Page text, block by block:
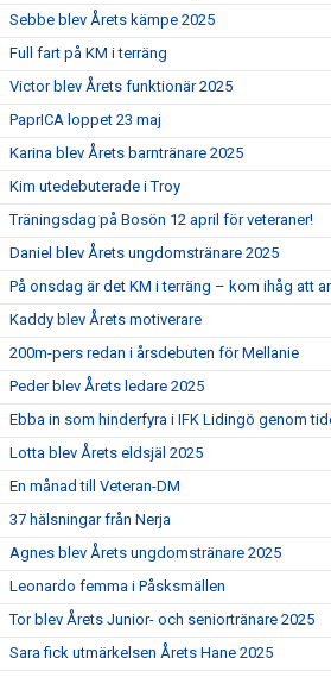
Sebbe blev Årets kämpe 2025
Full fart på KM i terräng
Victor blev Årets funktionär 2025
PaprICA loppet 23 maj
Karina blev Årets barntränare 2025
Kim utedebuterade i Troy
Träningsdag på Bosön 12 april för veteraner!
Daniel blev Årets ungdomstränare 2025
På onsdag är det KM i terräng – kom ihåg att
Kaddy blev Årets motiverare
200m-pers redan i årsdebuten för Mellanie
Peder blev Årets ledare 2025
Ebba in som hinderfyra i IFK Lidingö genom
Lotta blev Årets eldsjäl 2025
En månad till Veteran-DM
37 hälsningar från Nerja
Agnes blev Årets ungdomstränare 2025
Leonardo femma i Påsksmällen
Tor blev Årets Junior- och seniortränare 2025
Sara fick utmärkelsen Årets Hane 2025